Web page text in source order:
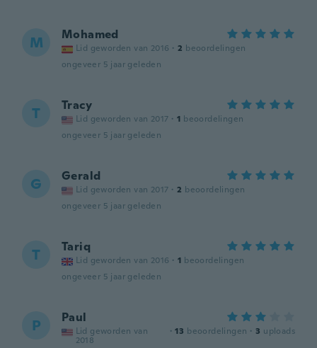
M Mohamed
Lid geworden van 2016 · 2 beoordelingen
ongeveer 5 jaar geleden
T Tracy
Lid geworden van 2017 · 1 beoordelingen
ongeveer 5 jaar geleden
G Gerald
Lid geworden van 2017 · 2 beoordelingen
ongeveer 5 jaar geleden
T Tariq
Lid geworden van 2016 · 1 beoordelingen
ongeveer 5 jaar geleden
P Paul
Lid geworden van
2018
· 13 beoordelingen · 3 uploads